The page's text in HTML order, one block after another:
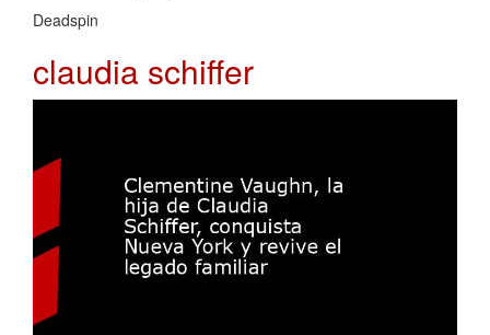
Deadspin
claudia schiffer